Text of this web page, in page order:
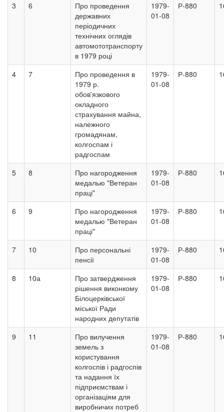
3 6
Про проведення
державних
періодичних
технічних оглядів
автомототранспорту
в 1979 році
1979-
01-08
Р-880
4 7
Про проведення в
1979 р.
обов'язкового
окладного
страхування майна,
належного
громадянам,
колгоспам і
радгоспам
1979-
01-08
Р-880
5 8
Про нагородження
медалью "Ветеран
праці"
1979-
01-08
Р-880
6 9
Про нагородження
медалью "Ветеран
праці"
1979-
01-08
Р-880
7 10
Про персональні
пенсії
1979-
01-08
Р-880
8 10а
Про затвердження
рішення виконкому
Білоцерківської
міської Ради
народних депутатів
1979-
01-08
Р-880
9 11
Про вилучення
земель з
користування
колгоспів і радгоспів
та надання їх
підприємствам і
організаціям для
виробничих потреб
1979-
01-08
Р-880